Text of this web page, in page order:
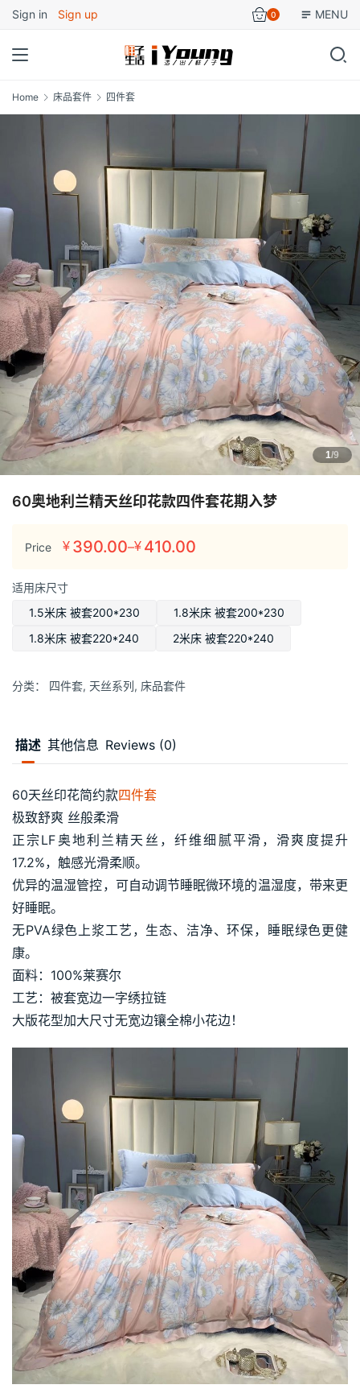
Sign in Sign up 0 MENU
Home 床品套件 四件套
1/9
60奥地利兰精天丝印花款四件套花期入梦
Price ¥ 390.00–¥ 410.00
价
范
围：
¥390.00
适用床尺寸
1.5米床 被套200*230
1.8米床 被套200*230
1.8米床 被套220*240
2米床 被套220*240
分类： 四件套, 天丝系列, 床品套件
描述 其他信息 Reviews (0)
60天丝印花简约款四件套
极致舒爽 丝般柔滑
正宗LF奥地利兰精天丝，纤维细腻平滑，滑爽度提升
17.2%，触感光滑柔顺。
优异的温湿管控，可自动调节睡眠微环境的温湿度，带来更
好睡眠。
无PVA绿色上浆工艺，生态、洁净、环保，睡眠绿色更健
康。
面料：100%莱赛尔
工艺：被套宽边一字绣拉链
大版花型加大尺寸无宽边镶全棉小花边！